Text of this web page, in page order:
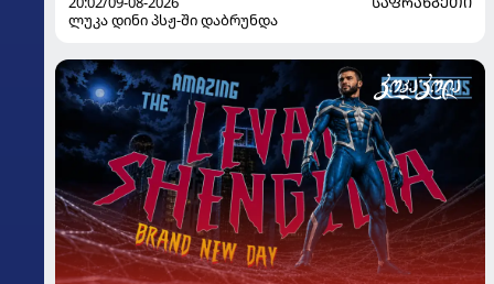
ლუკა დინი პსჟ-ში დაბრუნდა